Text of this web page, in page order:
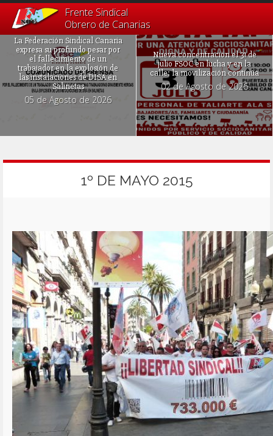
Frente Sindical
Obrero de Canarias
La Federación Sindical Canaria
expresa su profundo pesar por
el fallecimiento de un
trabajador en la explosión de
las instalaciones de DISA en
Salinetas
05 de Agosto de 2026
Nueva concentración el 31 de
julio FSOC en lucha y en la
calle: la movilización continúa
02 de Agosto de 2026
1º DE MAYO 2015